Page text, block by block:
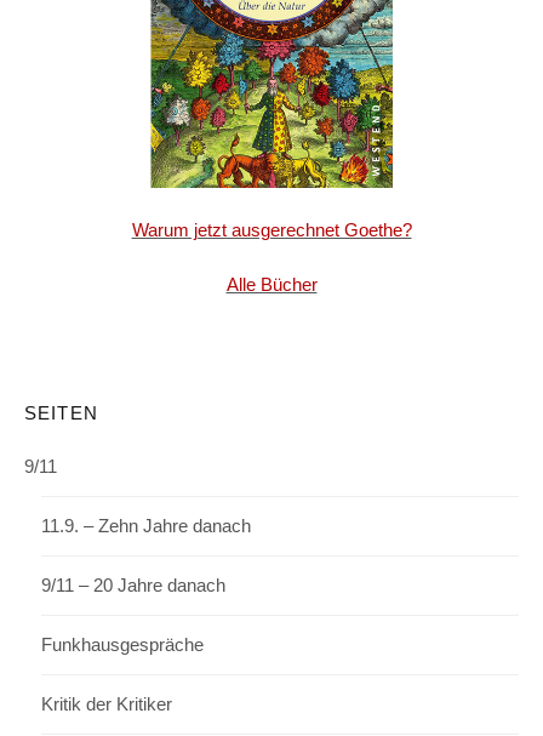
Warum jetzt ausgerechnet Goethe?
Alle Bücher
SEITEN
9/11
11.9. – Zehn Jahre danach
9/11 – 20 Jahre danach
Funkhausgespräche
Kritik der Kritiker